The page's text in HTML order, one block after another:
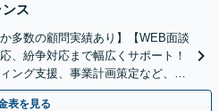
ス
多数の顧問実績あり】【WEB面談
、紛争対応まで幅広くサポート！
ング支援、事業計画策定など、経
夜間相談可】
表を見る